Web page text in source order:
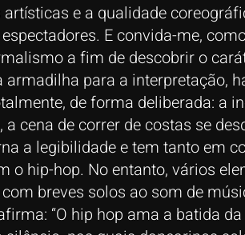
e a qualidade
E convida-me,
a fim de descobrir o
para a interpretação,
de forma deliberada: a
cena de correr de costas se
a legibilidade e tem tanto em
o hip-hop. No entanto, vários
breves solos ao som de
“O hip hop ama a batida